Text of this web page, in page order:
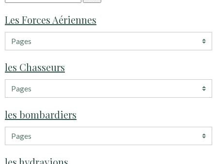
Les Forces Aériennes
les Chasseurs
les bombardiers